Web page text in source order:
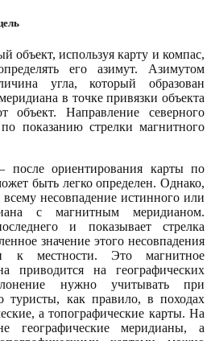
объект, используя карту и компас,
его азимут. Азимутом
угла, который образован
в точке привязки объекта
объект. Направление северного
показанию стрелки магнитного
ориентирования карты по
быть легко определен. Однако,
несовпадение истинного или
с магнитным меридианом.
и показывает стрелка
значение этого несовпадения
к местности. Это магнитное
приводится на географических
нужно учитывать при
туристы, как правило, в походах
а топографические карты. На
географические меридианы, а